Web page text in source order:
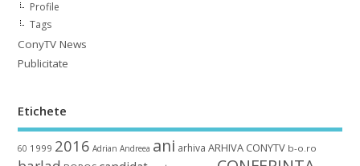
Profile
Tags
ConyTV News
Publicitate
Etichete
60 1999 2016 Adrian Andreea ani arhiva ARHIVA CONYTV b-o.ro